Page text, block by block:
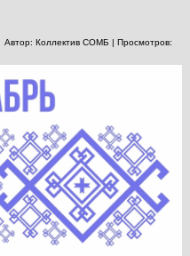
Автор: Коллектив СОМБ | Просмотров: